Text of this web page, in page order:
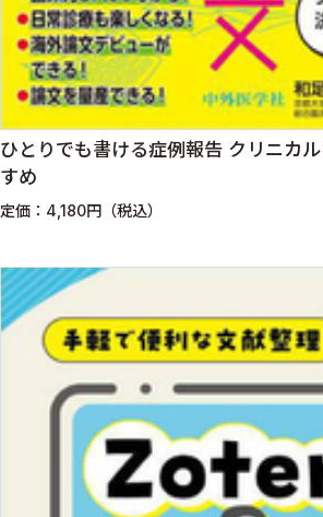
ひとりでも書ける症例報告 クリニカ
すめ
定価：4,180円（税込）